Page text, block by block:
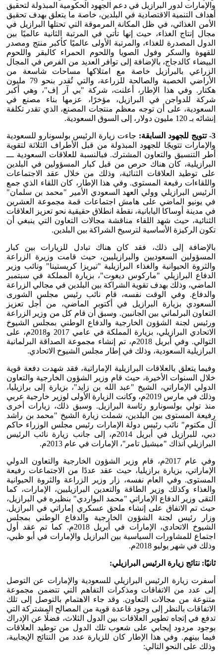
والإمارات لدور البرازيل في دعم الجهود الحكومية المبذولة لتحقيق
أهداف التنمية الاقتصادية في البلدين، خاصة ما يتعلق بهدف تحقيق
الأمن الغذائي، في ظل المكانة المرموقة التي تحتلها البرازيل في
مجال إنتاج الغذاء، حيث إنها تأتي في المرتبة الثانية عالميًا بين
الدول المصدرة للغذاء، والمرتبة الأولى عالميًا كأكبر منتج ومصدر
للقهوة والسكر وفول الصويا واللحوم الحمراء كالبقر واللحوم
البيضاء كالدجاج، بالإضافة إلى توافر العديد من الفرص في المجال
الزراعي بالبرازيل خاصة مع امتلاكها مساحات شاسعة من
الأراضي الخصبة والصالحة للزراعة، والتي تُقدر بنحو 79 مليون
هكتار. وفي هذا الإطار، أعلنت، شركة "بي آر إف"، وهي أكبر
شركة للدواجن في البرازيل، مؤخرًا، عزمها بناء مصنع في
السعودية، على أن توجه معظم منتجات المصنع، الذي تقدر تكلفة
إنشائه بـ 120 مليون دولار، إلى السوق السعودية.
3- تتويج للجهود السابقة:
جاءت زيارة الرئيس بولسونارو للسعودية
والإمارات تتويجًا للجهود المبذولة من قبل الأطراف الثلاثة لتقوية
أطر التنسيق والتعاون المشترك. فبالنسبة للعلاقات السعودية ـــ
البرازيلية، كان هناك حرص من قبل كبار المسؤولين في البلدين
على توطيد العلاقات الثنائية، وذلك من خلال عقد الاجتماعات
واللقاءات رفيعة المستوى. وفي هذا الإطار، كان اللقاء الذي جمع
الرئيس البرازيلي وولي العهد السعودي الأمير "محمد بن سلمان"
في يونيو الماضي على هامش اجتماعات قمة مجموعة العشرين
في مدينة أوساكا اليابانية، نقطة انطلاق حقيقية نحو تعزيز العلاقات
الثنائية، حيث شهد اللقاء مناقشة مجالات التعاون التي ينبغي أن
تكون الركيزة الأساسية لترسيخ الشراكة بين البلدين.
بالإضافة إلى ذلك، فقد كان هناك تبادل للزيارات بين كبار
المسؤولين السعوديين والبرازيليين، حيث قامت وزيرة الزراعة
والثروة الحيوانية والغذاء البرازيلية "تيريزا كريستينا" ونائب وزير
الدفاع البرازيلي "ماركوس ديغوت"، بزيارة المملكة في سبتمبر
الماضي، وذلك بهدف تقوية الشراكة بين البلدين في مجالي الزراعة
والدفاع. وفي الوقت نفسه، قام نائب رئيس مجلس الشورى
السعودي بزيارة البرازيل في أكتوبر الماضي، من أجل تعزيز
التعاون البرلماني بين الجانبين. وسبق أن قام كل من وزير الزراعة
ورئيس لجنة الشؤون الخارجية والدفاع الوطني بمجلس الشيوخ
الاتحادي البرازيلي، بزيارة المملكة في عامي 2017 و2018م، على
التوالي. وفي أبريل 2018م، تم إنشاء مجموعة الصداقة البرلمانية
البرازيلية السعودية، وذلك في إطار مجلس الشيوخ الاتحادي.
وفيما يتعلق بالعلاقات البرازيلية الإماراتية، فقد شهدت دفعة قوية
خلال السنوات الأخيرة، حيث قام وزير الشؤون الخارجية والتعاون
الدولي الإماراتي، الشيخ "عبد الله بن زايد"، بزيارة إلى برازيليا،
وذلك في مارس 2019م، وكانت الزيارة الأولى لوزير خارجية عربي
منذ تولي بولسونارو رئاسة البرازيل. وسبق ذلك، زيارات أخرى
رفيعة المستوى بين البلدين، شملت زيارة الشيخ "محمد بن راشد
آل مكتوم" نائب رئيس دولة الإمارات رئيس مجلس الوزراء حاكم
دبي، للبرازيل في أبريل 2014م، إلى جانب زيارة نائب الرئيس
البرازيلي آنذاك "ميشيل تامر"، الإمارات في عام 2013م.
وفي عام 2017م، قام وزير الشؤون الخارجية والتعاون الدولي
الإماراتي، بزيارة برازيليا، حيث عقد عددًا من الاجتماعات رفيعة
المستوى. وفي العام نفسه، زار وزير الزراعة والثروة الحيوانية
والغذاء وكذلك وزير الطاقة والتعدين البرازيليين، الإمارات، كما
التقى وزير الدفاع الإماراتي "محمد البواردي" بنظيره في البرازيل،
حيث تم الاتفاق على إنشاء ملحق عسكري إماراتي في البرازيل.
وزار رئيس لجنة الشؤون الخارجية والدفاع الوطني بمجلس
الشيوخ الاتحادي، الإمارات في أبريل 2018م. كما تم عقد أول
اجتماع للمشاورات السياسية بين البرازيل والإمارات في أبو ظبي،
وذلك في شهر يوليو 2018م.
ثانيًا: نتائج زيارة الرئيس البرازيلي:
أسفرت زيارة الرئيس البرازيلي للسعودية والإمارات عن التوصل
إلى عدد من الاتفاقات ومذكرات التفاهم التي تتضمن مجموعة
متنوعة من مجالات التعاون. وقد جاء الاهتمام بالتوصل إلى تلك
الاتفاقات بالنظر إلى وجود قاعدة قوية من المصالح المشتركة التي
تدفع في إتجاه تطوير العلاقات بين الدول الثلاث، فضلًا عن الإدراك
بوجود مردود إيجابي على شعوب تلك الدول من توطيد العلاقات
فيما بينهم. وفي هذا الإطار كان للزيارة عدد من النتائج الإيجابية،
وذلك على النحو التالي: